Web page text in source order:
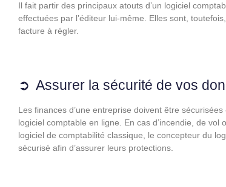
Il fait partir des principaux atouts d’un logiciel
effectuées par l’éditeur lui-même. Elles sont,
facture à régler.
Assurer la sécurité de vos
Les finances d’une entreprise doivent être
logiciel comptable en ligne. En cas d’incendie, de
logiciel de comptabilité classique, le concepteur du
sécurisé afin d’assurer leurs protections.